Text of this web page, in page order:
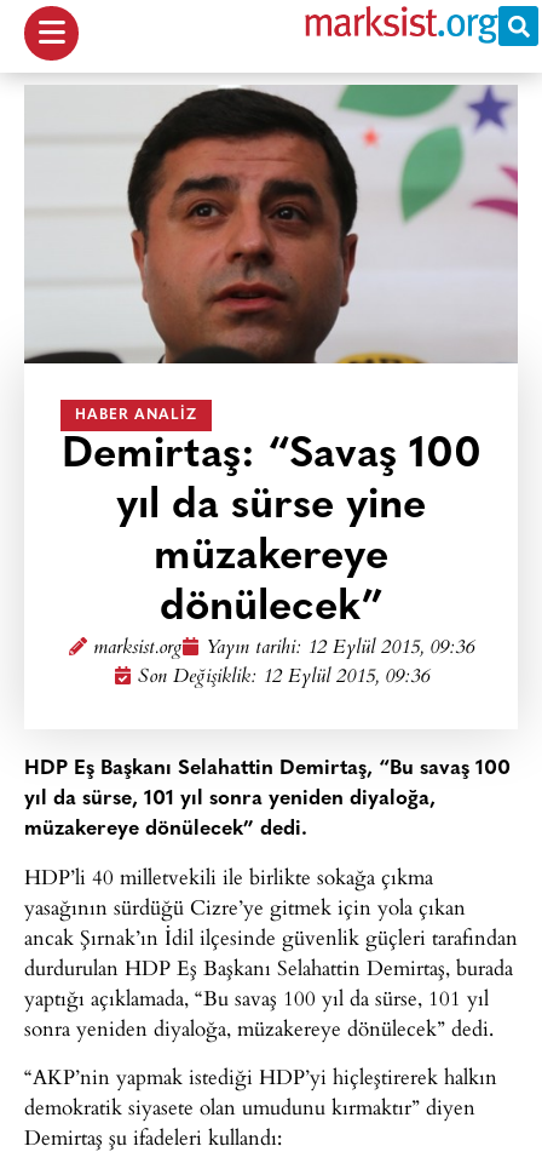
HABER ANALIZ
Demirtaş: “Savaş 100
yıl da sürse yine
müzakereye
dönülecek”
marksist.org Yayın tarihi: 12 Eylül 2015, 09:36
Son Değişiklik: 12 Eylül 2015, 09:36
HDP Eş Başkanı Selahattin Demirtaş, “Bu savaş 100
yıl da sürse, 101 yıl sonra yeniden diyaloğa,
müzakereye dönülecek” dedi.
HDP’li 40 milletvekili ile birlikte sokağa çıkma
yasağının sürdüğü Cizre’ye gitmek için yola çıkan
ancak Şırnak’ın İdil ilçesinde güvenlik güçleri tarafından
durdurulan HDP Eş Başkanı Selahattin Demirtaş, burada
yaptığı açıklamada, “Bu savaş 100 yıl da sürse, 101 yıl
sonra yeniden diyaloğa, müzakereye dönülecek” dedi.
“AKP’nin yapmak istediği HDP’yi hiçleştirerek halkın
demokratik siyasete olan umudunu kırmaktır” diyen
Demirtaş şu ifadeleri kullandı: